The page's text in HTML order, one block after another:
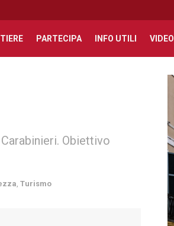
PARTECIPA INFO UTILI VIDEO
Obiettivo
Turismo